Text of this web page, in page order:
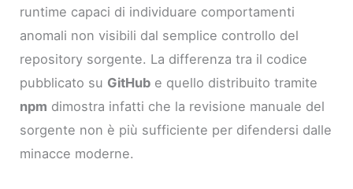
runtime capaci di individuare comportamenti
anomali non visibili dal semplice controllo del
repository sorgente. La differenza tra il codice
pubblicato su GitHub e quello distribuito tramite
npm dimostra infatti che la revisione manuale del
sorgente non è più sufficiente per difendersi dalle
minacce moderne.